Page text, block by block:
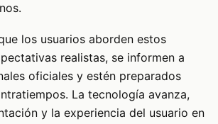
los usuarios aborden estos
realistas, se informen a
oficiales y estén preparados
La tecnología avanza,
y la experiencia del usuario en